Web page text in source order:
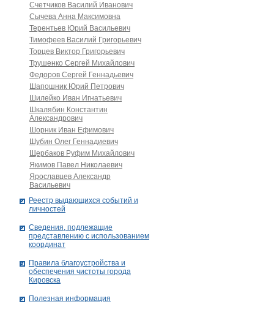
Счетчиков Василий Иванович
Сычева Анна Максимовна
Терентьев Юрий Васильевич
Тимофеев Василий Григорьевич
Торцев Виктор Григорьевич
Трушенко Сергей Михайлович
Федоров Сергей Геннадьевич
Шапошник Юрий Петрович
Шилейко Иван Игнатьевич
Шкалябин Константин
Александрович
Шорник Иван Ефимович
Шубин Олег Геннадиевич
Щербаков Руфим Михайлович
Якимов Павел Николаевич
Ярославцев Александр
Васильевич
Реестр выдающихся событий и
личностей
Сведения, подлежащие
представлению с использованием
координат
Правила благоустройства и
обеспечения чистоты города
Кировска
Полезная информация